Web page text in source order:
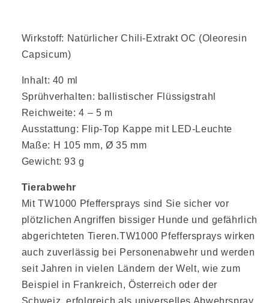
Wirkstoff: Natürlicher Chili-Extrakt OC (Oleoresin
Capsicum)
Inhalt: 40 ml
Sprühverhalten: ballistischer Flüssigstrahl
Reichweite: 4 – 5 m
Ausstattung: Flip-Top Kappe mit LED-Leuchte
Maße: H 105 mm, Ø 35 mm
Gewicht: 93 g
Tierabwehr
Mit TW1000 Pfeffersprays sind Sie sicher vor
plötzlichen Angriffen bissiger Hunde und gefährlich
abgerichteten Tieren.TW1000 Pfeffersprays wirken
auch zuverlässig bei Personenabwehr und werden
seit Jahren in vielen Ländern der Welt, wie zum
Beispiel in Frankreich, Österreich oder der
Schweiz, erfolgreich als universelles Abwehrspray